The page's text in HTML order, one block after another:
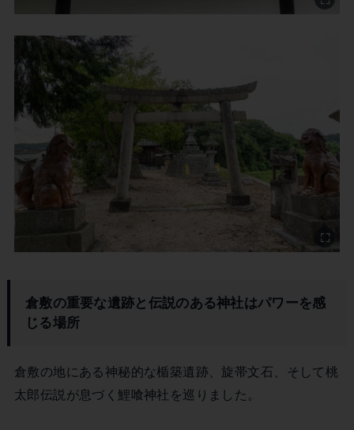
倉敷の重要な遺跡と伝説のある神社はパワーを感
じる場所
倉敷の地にある神秘的な楯築遺跡、旋帯文石、そして桃
太郎伝説が息づく鯉喰神社を巡りました。